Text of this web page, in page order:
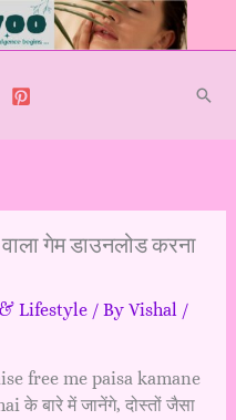
गेम डाउनलोड करना
Lifestyle/ By Vishal /
free me paisa kamane
के बारे में जानेंगे, दोस्तों जैसा